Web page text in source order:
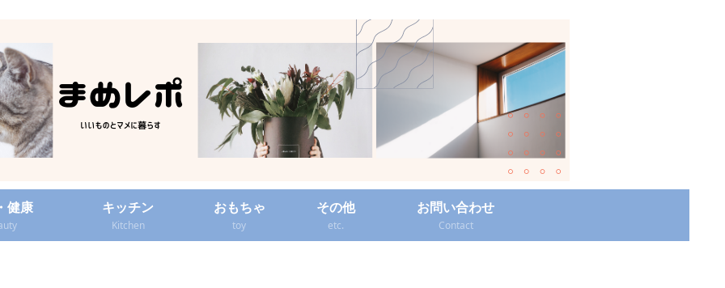
健康
キッチン
Kitchen
おもちゃ
toy
その他
etc.
お問い合わせ
Contact‎